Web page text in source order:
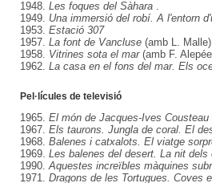
1948. Les foques del Sàhara
1949. Una immersió del robí. A l'entorn
1953. Estació 307
1957. La font de Vancluse (amb L. Malle).
1958. Vitrines sota el mar (amb F.
1962. La casa en el fons del mar. Els
Pel·lícules de televisió
1965. El món de Jacques-Ives Cousteau
1967. Els taurons. Jungla de coral. El
1968. Balenes i catxalots. El viatge
1969. Les balenes del desert. La nit
1990. Aquestes increïbles màquines
1971. Dragons de les Tortugues. Coves